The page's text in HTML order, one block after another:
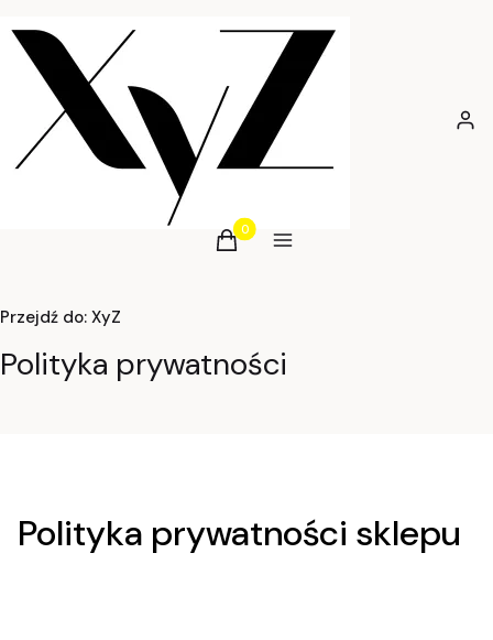
Produkty w koszyku: 0. Zobacz
Koszyk Menu
Przejdź do: XyZ
Polityka prywatności
Polityka prywatności sklepu